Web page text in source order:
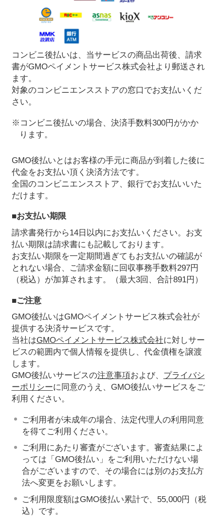
コンビニ後払いは、当サービスの商品出荷後、請求
書がGMOペイメントサービス株式会社より郵送され
ます。
対象のコンビニエンスストアの窓口でお支払いくだ
さい。
※コンビニ後払いの場合、決済手数料300円がかか
ります。
GMO後払いとはお客様の手元に商品が到着した後に
代金をお支払い頂く決済方法です。
全国のコンビニエンスストア、銀行でお支払いいた
だけます。
■お支払い期限
請求書発行から14日以内にお支払いください。お支
払い期限は請求書にも記載しております。
お支払い期限を一定期間過ぎてもお支払いの確認が
とれない場合、ご請求金額に回収事務手数料297円
（税込）が加算されます。（最大3回、合計891円）
■ご注意
GMO後払いはGMOペイメントサービス株式会社が
提供する決済サービスです。
当社はGMOペイメントサービス株式会社に対しサー
ビスの範囲内で個人情報を提供し、代金債権を譲渡
します。
GMO後払いサービスの注意事項および、 プライバシ
ーポリシーに同意のうえ、GMO後払いサービスをご
利用ください。
ご利用者が未成年の場合、法定代理人の利用同意
を得てご利用ください。
ご利用にあたり審査がございます。審査結果によ
っては「GMO後払い」をご利用いただけない場
合がございますので、その場合には別のお支払方
法へ変更をお願いします。
ご利用限度額はGMO後払い累計で、55,000円（税
込）です。